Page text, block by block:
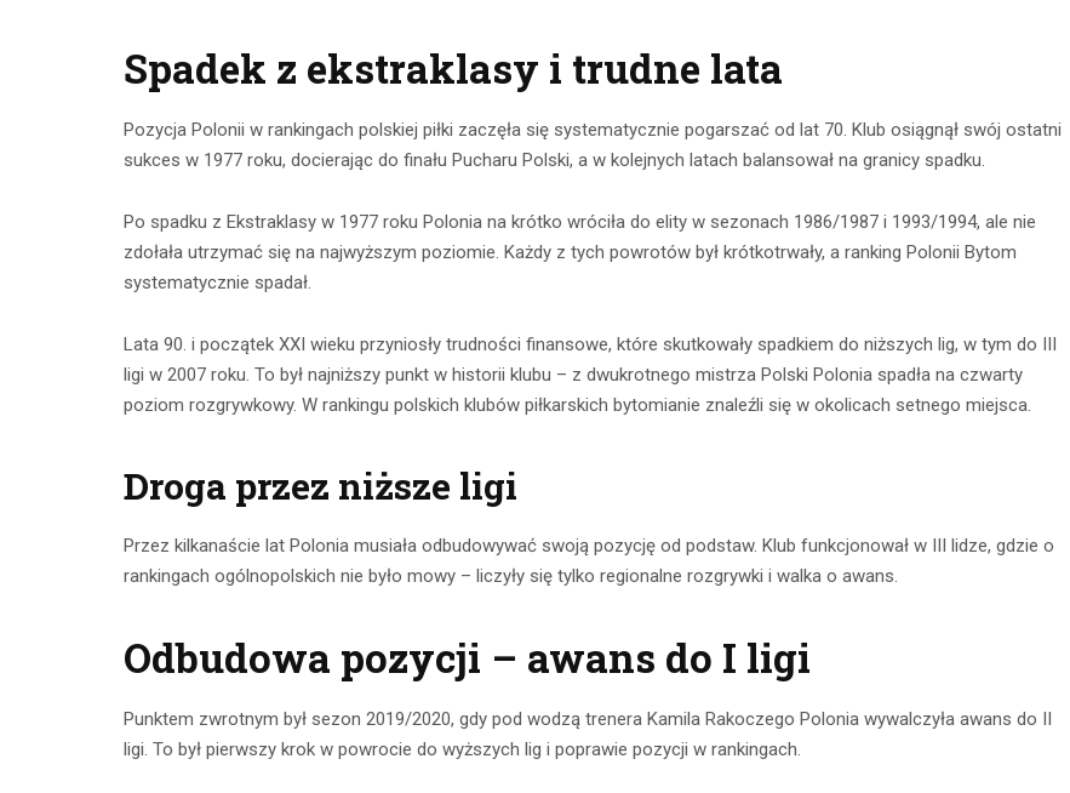
Spadek z ekstraklasy i trudne lata
Pozycja Polonii w rankingach polskiej piłki zaczęła się systematycznie pogarszać od lat 70. Klub osiągnął swój ostatni
sukces w 1977 roku, docierając do finału Pucharu Polski, a w kolejnych latach balansował na granicy spadku.
Po spadku z Ekstraklasy w 1977 roku Polonia na krótko wróciła do elity w sezonach 1986/1987 i 1993/1994, ale nie
zdołała utrzymać się na najwyższym poziomie. Każdy z tych powrotów był krótkotrwały, a ranking Polonii Bytom
systematycznie spadał.
Lata 90. i początek XXI wieku przyniosły trudności finansowe, które skutkowały spadkiem do niższych lig, w tym do III
ligi w 2007 roku. To był najniższy punkt w historii klubu – z dwukrotnego mistrza Polski Polonia spadła na czwarty
poziom rozgrywkowy. W rankingu polskich klubów piłkarskich bytomianie znaleźli się w okolicach setnego miejsca.
Droga przez niższe ligi
Przez kilkanaście lat Polonia musiała odbudowywać swoją pozycję od podstaw. Klub funkcjonował w III lidze, gdzie o
rankingach ogólnopolskich nie było mowy – liczyły się tylko regionalne rozgrywki i walka o awans.
Odbudowa pozycji – awans do I ligi
Punktem zwrotnym był sezon 2019/2020, gdy pod wodzą trenera Kamila Rakoczego Polonia wywalczyła awans do II
ligi. To był pierwszy krok w powrocie do wyższych lig i poprawie pozycji w rankingach.